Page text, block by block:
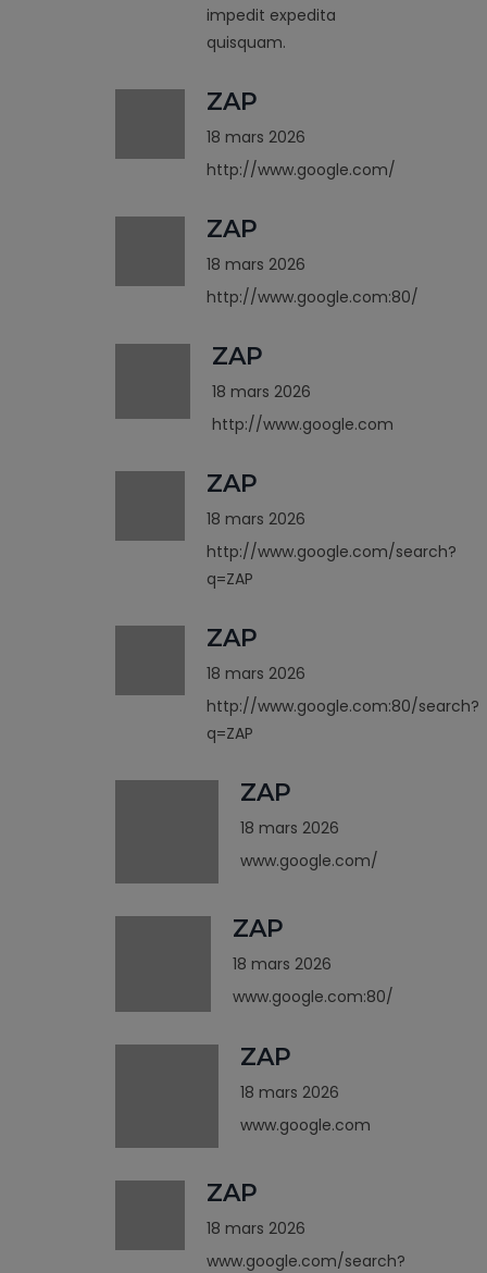
impedit expedita
quisquam.
ZAP
18 mars 2026
http://www.google.com/
ZAP
18 mars 2026
http://www.google.com:80/
ZAP
18 mars 2026
http://www.google.com
ZAP
18 mars 2026
http://www.google.com/search?
q=ZAP
ZAP
18 mars 2026
http://www.google.com:80/search?
q=ZAP
ZAP
18 mars 2026
www.google.com/
ZAP
18 mars 2026
www.google.com:80/
ZAP
18 mars 2026
www.google.com
ZAP
18 mars 2026
www.google.com/search?